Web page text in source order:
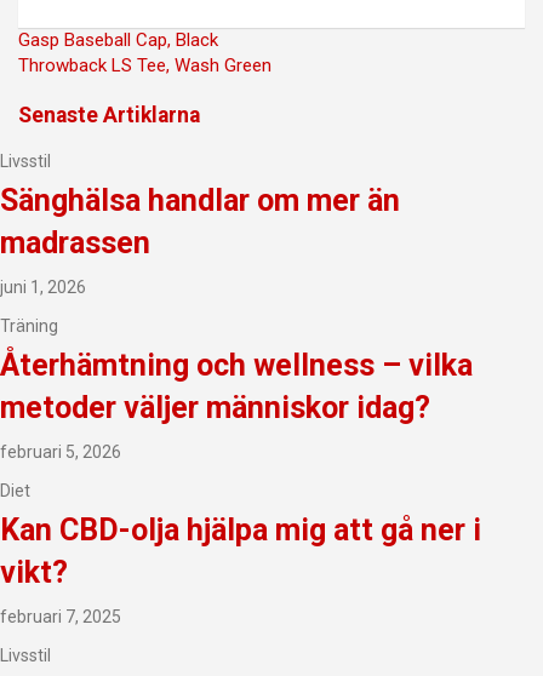
priset
var:
399 kr.
priset
är:
319 kr.
Inläggsnavigering
Gasp Baseball Cap, Black
Throwback LS Tee, Wash Green
Senaste Artiklarna
Livsstil
Sänghälsa handlar om mer än
madrassen
juni 1, 2026
Träning
Återhämtning och wellness – vilka
metoder väljer människor idag?
februari 5, 2026
Diet
Kan CBD-olja hjälpa mig att gå ner i
vikt?
februari 7, 2025
Livsstil